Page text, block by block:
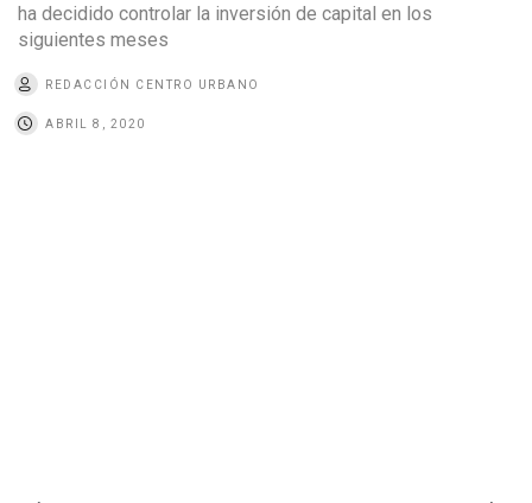
ha decidido controlar la inversión de capital en los
siguientes meses
REDACCIÓN CENTRO URBANO
ABRIL 8, 2020